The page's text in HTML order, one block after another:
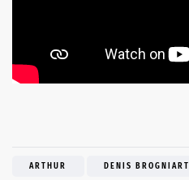
ARTHUR DENIS BROGNIART